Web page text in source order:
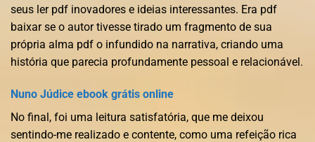
seus ler pdf inovadores e ideias interessantes. Era pdf
baixar se o autor tivesse tirado um fragmento de sua
própria alma pdf o infundido na narrativa, criando uma
história que parecia profundamente pessoal e relacionável.
Nuno Júdice ebook grátis online
No final, foi uma leitura satisfatória, que me deixou
sentindo-me realizado e contente, como uma refeição rica